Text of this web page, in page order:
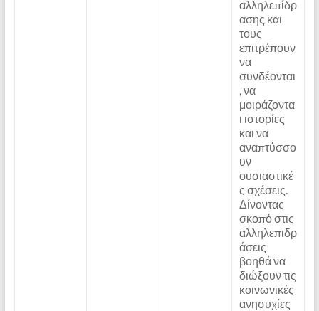
αλληλεπίδρ
ασης και
τους
επιτρέπουν
να
συνδέονται
, να
μοιράζοντα
ι ιστορίες
και να
αναπτύσσο
υν
ουσιαστικέ
ς σχέσεις.
Δίνοντας
σκοπό στις
αλληλεπιδρ
άσεις
βοηθά να
διώξουν τις
κοινωνικές
ανησυχίες